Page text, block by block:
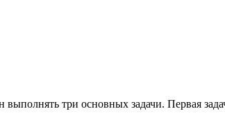
три основных задачи. Первая